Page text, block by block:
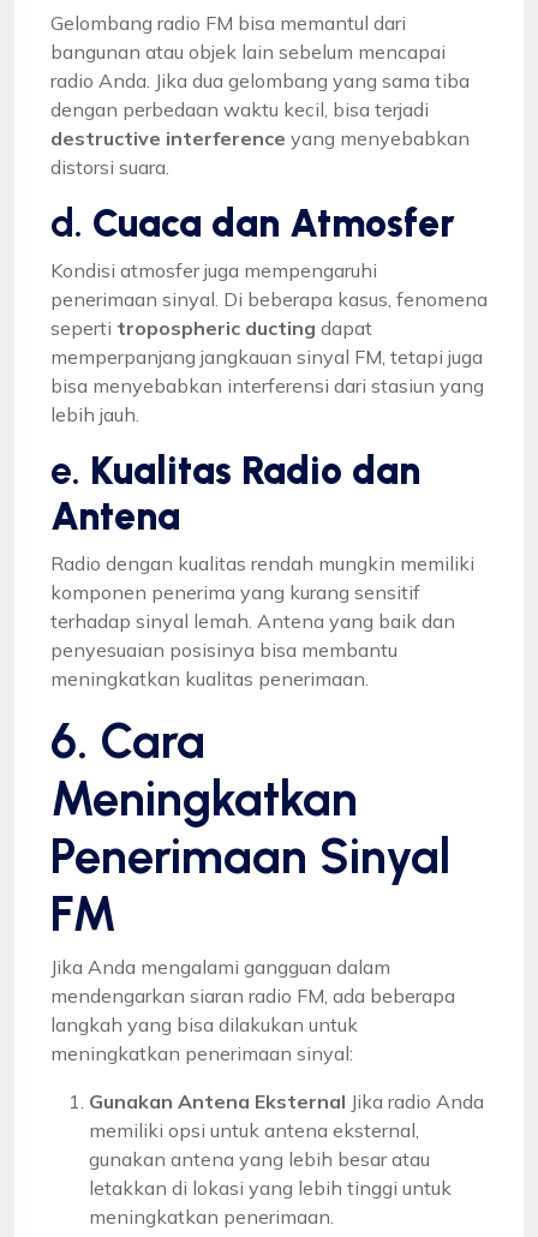
Gelombang radio FM bisa memantul dari
bangunan atau objek lain sebelum mencapai
radio Anda. Jika dua gelombang yang sama tiba
dengan perbedaan waktu kecil, bisa terjadi
destructive interference yang menyebabkan
distorsi suara.
d. Cuaca dan Atmosfer
Kondisi atmosfer juga mempengaruhi
penerimaan sinyal. Di beberapa kasus, fenomena
seperti tropospheric ducting dapat
memperpanjang jangkauan sinyal FM, tetapi juga
bisa menyebabkan interferensi dari stasiun yang
lebih jauh.
e. Kualitas Radio dan
Antena
Radio dengan kualitas rendah mungkin memiliki
komponen penerima yang kurang sensitif
terhadap sinyal lemah. Antena yang baik dan
penyesuaian posisinya bisa membantu
meningkatkan kualitas penerimaan.
6. Cara
Meningkatkan
Penerimaan Sinyal
FM
Jika Anda mengalami gangguan dalam
mendengarkan siaran radio FM, ada beberapa
langkah yang bisa dilakukan untuk
meningkatkan penerimaan sinyal:
Gunakan Antena Eksternal Jika radio Anda
memiliki opsi untuk antena eksternal,
gunakan antena yang lebih besar atau
letakkan di lokasi yang lebih tinggi untuk
meningkatkan penerimaan.